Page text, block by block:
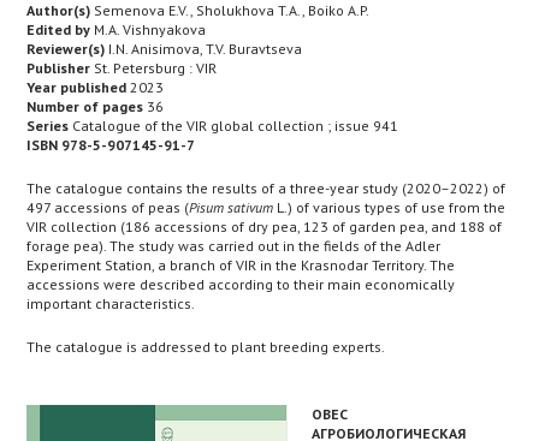
Author(s) Semenova E.V., Sholukhova T.A., Boiko A.P.
Edited by M.A. Vishnyakova
Reviewer(s) I.N. Anisimova, T.V. Buravtseva
Publisher St. Petersburg : VIR
Year published 2023
Number of pages 36
Series Catalogue of the VIR global collection ; issue 941
ISBN 978-5-907145-91-7
The catalogue contains the results of a three-year study (2020–2022) of
497 accessions of peas (Pisum sativum L.) of various types of use from the
VIR collection (186 accessions of dry pea, 123 of garden pea, and 188 of
forage pea). The study was carried out in the fields of the Adler
Experiment Station, a branch of VIR in the Krasnodar Territory. The
accessions were described according to their main economically
important characteristics.
The catalogue is addressed to plant breeding experts.
ОВЕС
АГРОБИОЛОГИЧЕСКАЯ